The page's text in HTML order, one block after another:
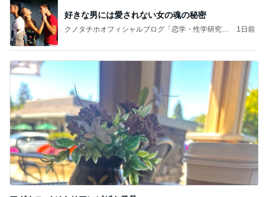
好きな男には愛されない女の魂の秘密
クノタチホオフィシャルブログ「恋学・性学研究
1日前